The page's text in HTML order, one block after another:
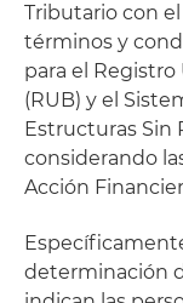
Tributario con
términos y
para el
(RUB) y el
Estructuras Sin
considerando
Acción
determinación